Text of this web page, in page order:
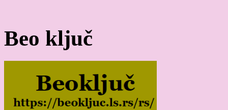
Beo ključ